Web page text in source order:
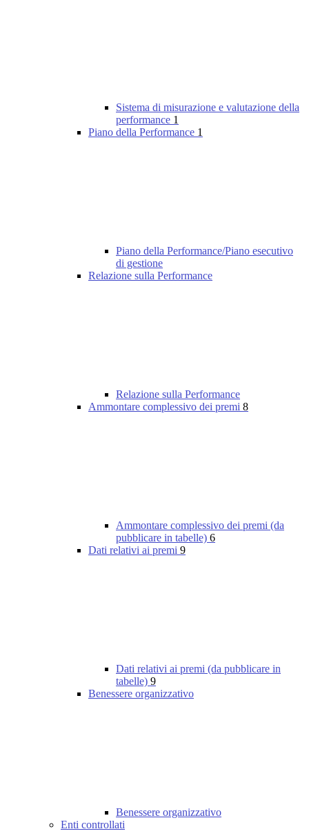
Sistema di misurazione e valutazione della
performance 1
Piano della Performance 1
Piano della Performance/Piano esecutivo
di gestione
Relazione sulla Performance
Relazione sulla Performance
Ammontare complessivo dei premi 8
Ammontare complessivo dei premi (da
pubblicare in tabelle) 6
Dati relativi ai premi 9
Dati relativi ai premi (da pubblicare in
tabelle) 9
Benessere organizzativo
Benessere organizzativo
Enti controllati